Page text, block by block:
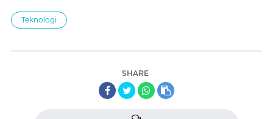
Teknologi
SHARE